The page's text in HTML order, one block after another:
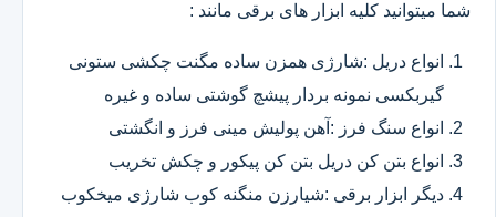
شما میتوانید کلیه ابزار های برقی مانند :
انواع دریل :شارژی همزن ساده مگنت چکشی ستونی
گیربکسی نمونه بردار پیشچ گوشتی ساده و غیره
انواع سنگ فرز :آهن پولیش مینی فرز و انگشتی
انواع بتن کن دریل بتن کن پیکور و چکش تخریب
دیگر ابزار برقی :شیارزن منگنه کوب شارژی میخکوب